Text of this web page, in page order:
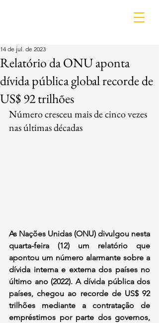
Relatório da ONU aponta
dívida pública global recorde de
US$ 92 trilhões
14 de jul. de 2023
Número cresceu mais de cinco vezes
nas últimas décadas
As Nações Unidas (ONU) divulgou nesta
quarta-feira (12) um relatório que
apontou um número alarmante sobre a
dívida interna e externa dos países no
último ano (2022). A dívida pública dos
países, chegou ao recorde de US$ 92
trilhões mediante a contratação de
empréstimos por parte dos governos,